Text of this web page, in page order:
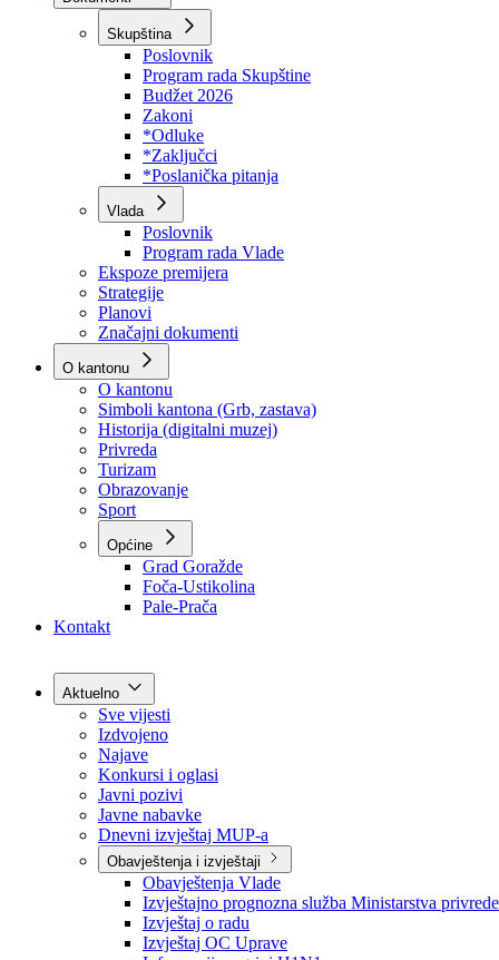
Turistička organizacija
Dokumenti
Skupština
Poslovnik
Program rada Skupštine
Budžet 2026
Zakoni
*Odluke
*Zaključci
*Poslanička pitanja
Vlada
Poslovnik
Program rada Vlade
Ekspoze premijera
Strategije
Planovi
Značajni dokumenti
O kantonu
O kantonu
Simboli kantona (Grb, zastava)
Historija (digitalni muzej)
Privreda
Turizam
Obrazovanje
Sport
Općine
Kontakt
Aktuelno
Sve vijesti
Izdvojeno
Najave
Konkursi i oglasi
Javni pozivi
Javne nabavke
Dnevni izvještaj MUP-a
Obavještenja i izvještaji
Obavještenja Vlade